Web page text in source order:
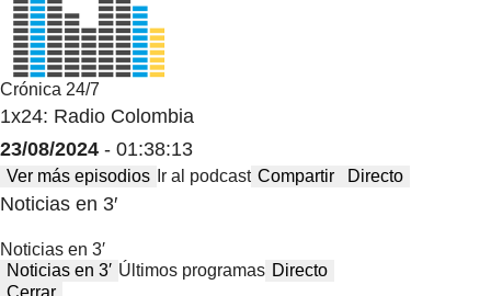
Crónica 24/7
1x24: Radio Colombia
23/08/2024 - 01:38:13
Ver más episodios Ir al podcast Compartir Directo
Noticias en 3′
Noticias en 3′
Noticias en 3′ Últimos programas Directo
Cerrar